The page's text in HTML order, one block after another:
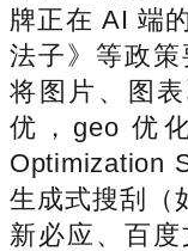
牌正在 AI 端
法子》等政
将图片、图
优，geo 优
Optimization
生成式搜刮（
新必应、百